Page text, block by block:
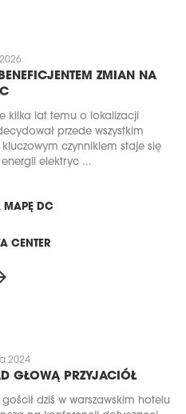
ZMIAN NA
kilka lat temu o lokalizacji
przede wszystkim
kluczowym czynnikiem staje się
elektryc ...
MAPĘ DC
CENTER
2024
GŁOWĄ PRZYJACIÓŁ
dziś w warszawskim hotelu